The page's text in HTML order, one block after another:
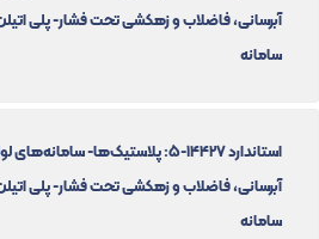
سامانه
استاندارد 14427-5: پلاستیک‌ها-
سامانه